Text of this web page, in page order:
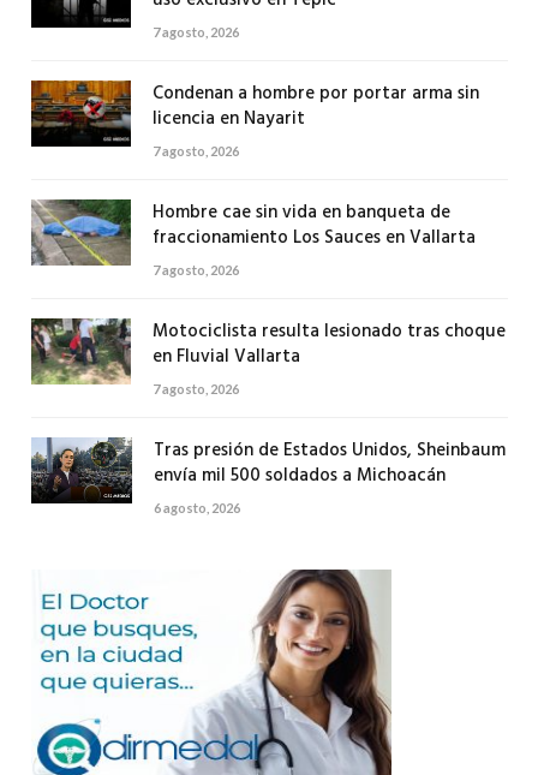
7 agosto, 2026
Condenan a hombre por portar arma sin
licencia en Nayarit
7 agosto, 2026
Hombre cae sin vida en banqueta de
fraccionamiento Los Sauces en Vallarta
7 agosto, 2026
Motociclista resulta lesionado tras choque
en Fluvial Vallarta
7 agosto, 2026
Tras presión de Estados Unidos, Sheinbaum
envía mil 500 soldados a Michoacán
6 agosto, 2026